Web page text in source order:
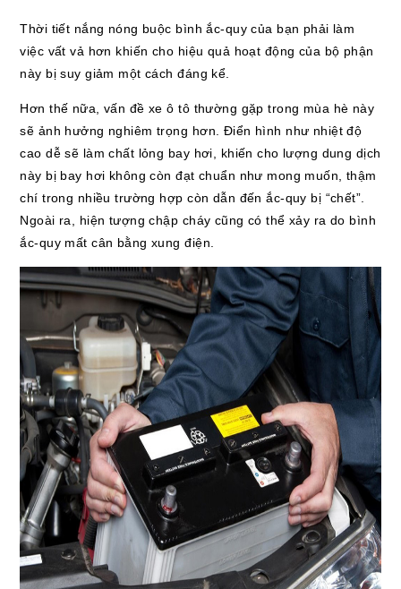
Thời tiết nắng nóng buộc bình ắc-quy của bạn phải làm
việc vất vả hơn khiến cho hiệu quả hoạt động của bộ phận
này bị suy giảm một cách đáng kể.
Hơn thế nữa, vấn đề xe ô tô thường gặp trong mùa hè này
sẽ ảnh hưởng nghiêm trọng hơn. Điển hình như nhiệt độ
cao dễ sẽ làm chất lỏng bay hơi, khiến cho lượng dung dịch
này bị bay hơi không còn đạt chuẩn như mong muốn, thậm
chí trong nhiều trường hợp còn dẫn đến ắc-quy bị “chết”.
Ngoài ra, hiện tượng chập cháy cũng có thể xảy ra do bình
ắc-quy mất cân bằng xung điện.